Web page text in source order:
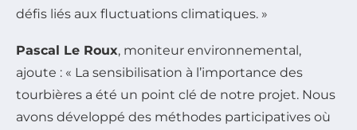
défis liés aux fluctuations climatiques. »
Pascal Le Roux, moniteur environnemental,
ajoute : « La sensibilisation à l’importance des
tourbières a été un point clé de notre projet. Nous
avons développé des méthodes participatives où